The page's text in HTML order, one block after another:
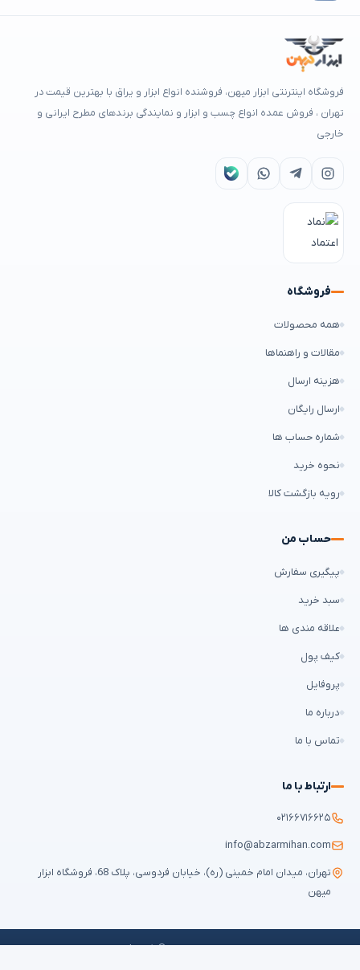
فروشگاه اینترنتی ابزار میهن، فروشنده انواع ابزار و یراق با بهترین قیمت در
تهران ، فروش عمده انواع چسب و ابزار و نمایندگی برندهای مطرح ایرانی و
خارجی
فروشگاه
همه محصولات
مقالات و راهنماها
هزینه ارسال
ارسال رایگان
شماره حساب ها
نحوه خرید
رویه بازگشت کالا
حساب من
پیگیری سفارش
سبد خرید
علاقه مندی ها
کیف پول
پروفایل
درباره ما
تماس با ما
ارتباط با ما
۰۲۱۶۶۷۱۶۶۲۵
info@abzarmihan.com
تهران، میدان امام خمینی (ره)، خیابان فردوسی، پلاک 68، فروشگاه ابزار
میهن
تمامی حقوق برایابزار میهنمحفوظ است © ۲۰۲۶ | طراحی سایت و سئو:
ایران